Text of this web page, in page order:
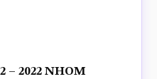
2022 NHOM